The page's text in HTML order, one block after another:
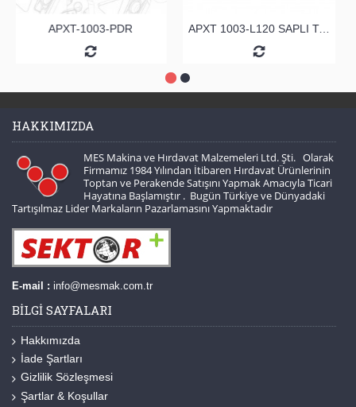
APXT-1003-PDR
HAKKIMIZDA
MES Makina ve Hırdavat Malzemeleri Ltd. Şti. Olarak
Firmamız 1984 Yılından İtibaren Hırdavat Ürünlerinin
Toptan ve Perakende Satışını Yapmak Amacıyla Ticari
Hayatına Başlamıştır . Bugün Türkiye ve Dünyadaki
Tartışılmaz Lider Markaların Pazarlamasını Yapmaktadır
E-mail : info@mesmak.com.tr
BILGI SAYFALARI
Hakkımızda
İade Şartları
Gizlilik Sözleşmesi
Şartlar & Koşullar